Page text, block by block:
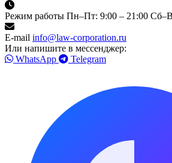
Режим работы Пн–Пт: 9:00 – 21:00
E-mail info@law-corporation.ru
Или напишите в мессенджер:
WhatsApp
Telegram